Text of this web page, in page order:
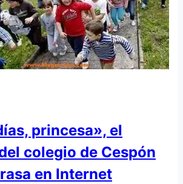
princesa», el
colegio de Cespón
en Internet